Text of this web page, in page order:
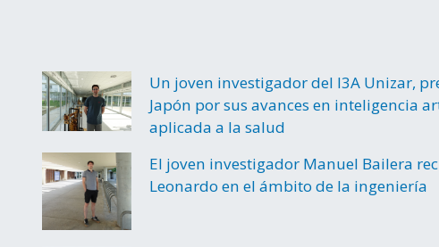
Un joven investigador del I3A Unizar,
Japón por sus avances en inteligencia
aplicada a la salud
El joven investigador Manuel Bailera
Leonardo en el ámbito de la ingeniería